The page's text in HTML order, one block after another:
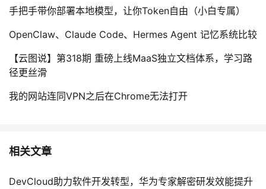
手把手带你部署本地模型，让你Token自由（小白专属）
OpenClaw、Claude Code、Hermes Agent 记忆系统比较
【云图说】第318期 重磅上线MaaS独立文档体系，学习路
径更丝滑
我的网站连同VPN之后在Chrome无法打开
相关文章
DevCloud助力软件开发转型，华为专家解密研发效能提升